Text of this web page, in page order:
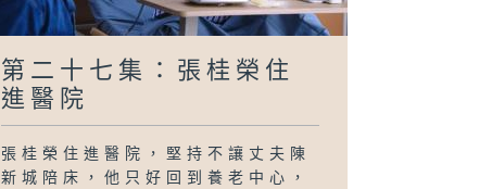
第二十七集：張桂榮住
進醫院
張桂榮住進醫院，堅持不讓丈夫陳
新城陪床，他只好回到養老中心，